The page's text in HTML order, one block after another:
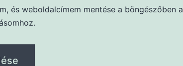
és weboldalcímem mentése a böngészőben a